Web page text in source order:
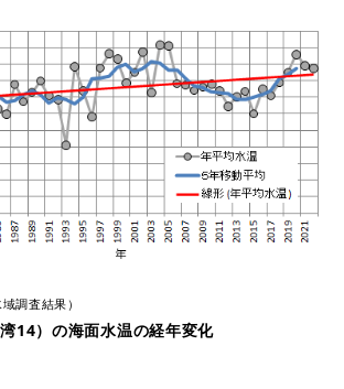
調査結果）
14）の海面水温の経年変化